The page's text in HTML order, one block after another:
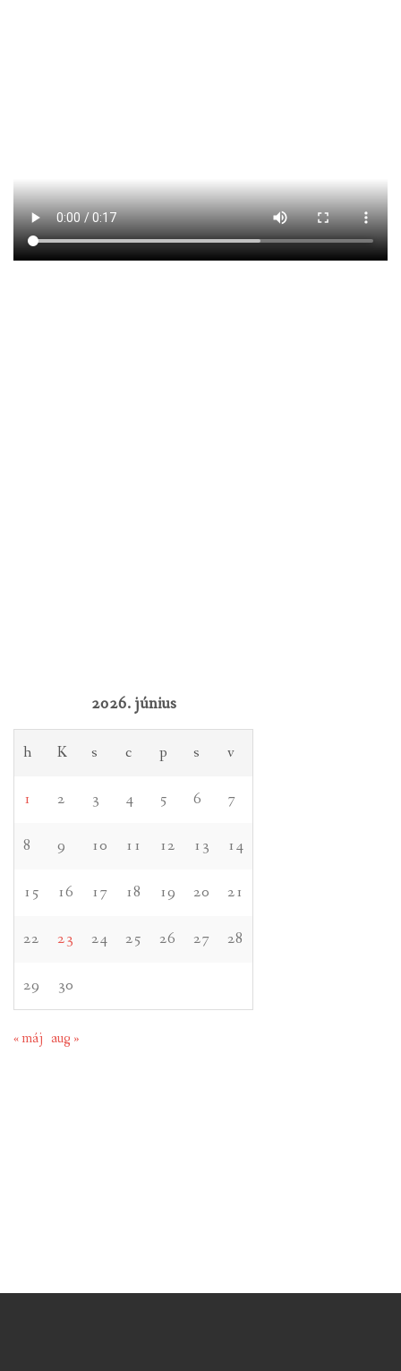
2026. június
h K s c p s v
1 2 3 4 5 6 7
8 9 10 11 12 13 14
15 16 17 18 19 20 21
22 23 24 25 26 27 28
29 30
« máj aug »